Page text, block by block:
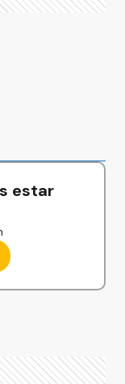
estar